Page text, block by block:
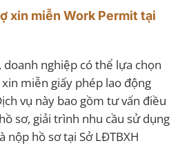
xin miễn Work Permit tại
nghiệp có thể lựa chọn
miễn giấy phép lao động
vụ này bao gồm tư vấn điều
sơ, giải trình nhu cầu sử dụng
nộp hồ sơ tại Sở LĐTBXH